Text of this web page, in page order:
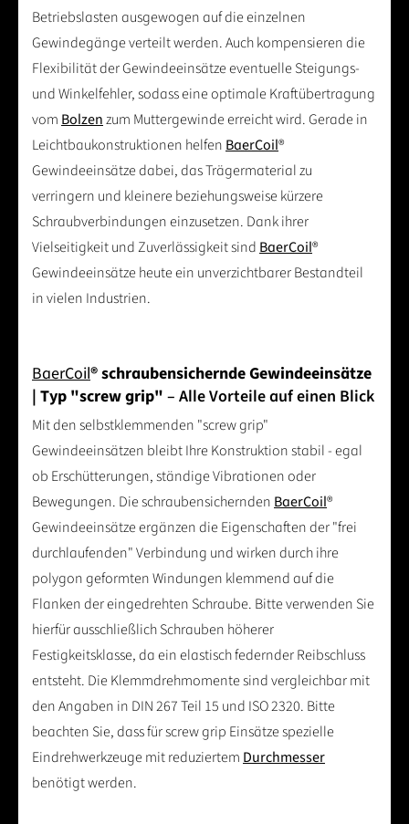
Betriebslasten ausgewogen auf die einzelnen
Gewindegänge verteilt werden. Auch kompensieren die
Flexibilität der Gewindeeinsätze eventuelle Steigungs-
und Winkelfehler, sodass eine optimale Kraftübertragung
vom Bolzenzum Muttergewinde erreicht wird. Gerade in
Leichtbaukonstruktionen helfen BaerCoil®
Gewindeeinsätze dabei, das Trägermaterial zu
verringern und kleinere beziehungsweise kürzere
Schraubverbindungen einzusetzen. Dank ihrer
Vielseitigkeit und Zuverlässigkeit sind BaerCoil®
Gewindeeinsätze heute ein unverzichtbarer Bestandteil
in vielen Industrien.
BaerCoil® schraubensichernde Gewindeeinsätze
| Typ "screw grip" – Alle Vorteile auf einen Blick
Mit den selbstklemmenden "screw grip"
Gewindeeinsätzen bleibt Ihre Konstruktion stabil - egal
ob Erschütterungen, ständige Vibrationen oder
Bewegungen. Die schraubensichernden BaerCoil®
Gewindeeinsätze ergänzen die Eigenschaften der "frei
durchlaufenden" Verbindung und wirken durch ihre
polygon geformten Windungen klemmend auf die
Flanken der eingedrehten Schraube. Bitte verwenden Sie
hierfür ausschließlich Schrauben höherer
Festigkeitsklasse, da ein elastisch federnder Reibschluss
entsteht. Die Klemmdrehmomente sind vergleichbar mit
den Angaben in DIN 267 Teil 15 und ISO 2320. Bitte
beachten Sie, dass für screw grip Einsätze spezielle
Eindrehwerkzeuge mit reduziertem Durchmesser
benötigt werden.